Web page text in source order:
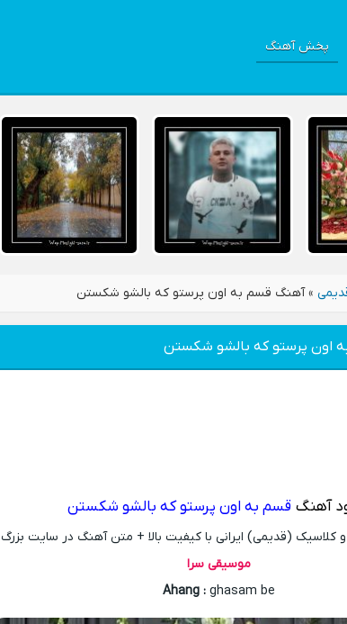
پخش آهنگ
»آهنگ قسم به اون پرستو که بالشو شکستن
اون پرستو که بالشو شکستن
آهنگ قسم به اون پرستو که بالشو شکستن
(قدیمی) ایرانی با کیفیت بالا + متن آهنگ در سایت بزرگ
موسیقی سرا
Ahang : ghasam be